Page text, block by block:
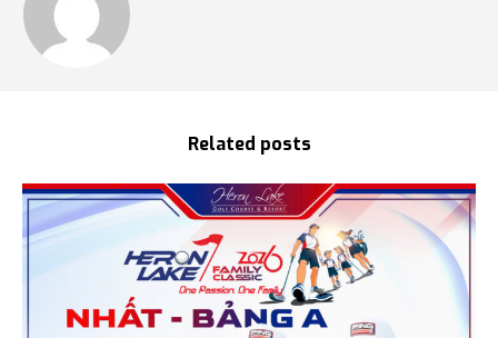
Related posts